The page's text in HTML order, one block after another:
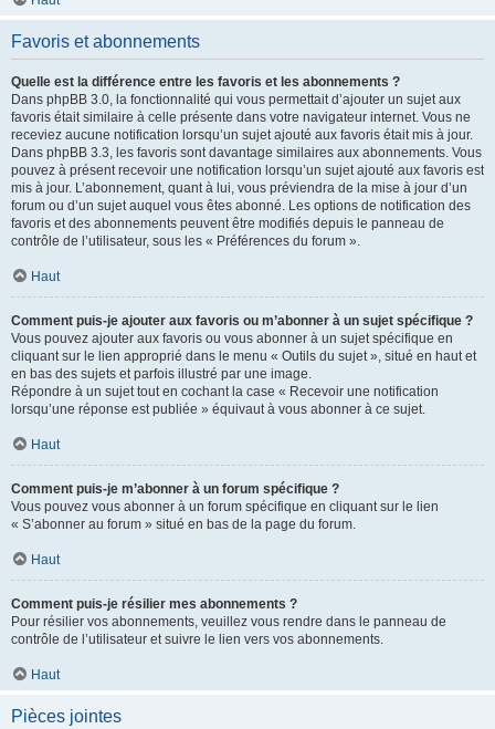
Favoris et abonnements
Quelle est la différence entre les favoris et les abonnements ?
Dans phpBB 3.0, la fonctionnalité qui vous permettait d’ajouter un sujet aux
favoris était similaire à celle présente dans votre navigateur internet. Vous ne
receviez aucune notification lorsqu’un sujet ajouté aux favoris était mis à jour.
Dans phpBB 3.3, les favoris sont davantage similaires aux abonnements. Vous
pouvez à présent recevoir une notification lorsqu’un sujet ajouté aux favoris est
mis à jour. L’abonnement, quant à lui, vous préviendra de la mise à jour d’un
forum ou d’un sujet auquel vous êtes abonné. Les options de notification des
favoris et des abonnements peuvent être modifiés depuis le panneau de
contrôle de l’utilisateur, sous les « Préférences du forum ».
Haut
Comment puis-je ajouter aux favoris ou m’abonner à un sujet spécifique ?
Vous pouvez ajouter aux favoris ou vous abonner à un sujet spécifique en
cliquant sur le lien approprié dans le menu « Outils du sujet », situé en haut et
en bas des sujets et parfois illustré par une image.
Répondre à un sujet tout en cochant la case « Recevoir une notification
lorsqu’une réponse est publiée » équivaut à vous abonner à ce sujet.
Haut
Comment puis-je m’abonner à un forum spécifique ?
Vous pouvez vous abonner à un forum spécifique en cliquant sur le lien
« S’abonner au forum » situé en bas de la page du forum.
Haut
Comment puis-je résilier mes abonnements ?
Pour résilier vos abonnements, veuillez vous rendre dans le panneau de
contrôle de l’utilisateur et suivre le lien vers vos abonnements.
Haut
Pièces jointes